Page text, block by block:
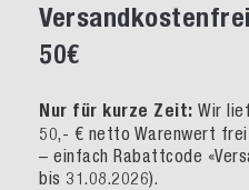
50€
Nur für kurze Zeit: Wir
50,- € netto Warenwert frei
– einfach Rabattcode
bis 31.08.2026).